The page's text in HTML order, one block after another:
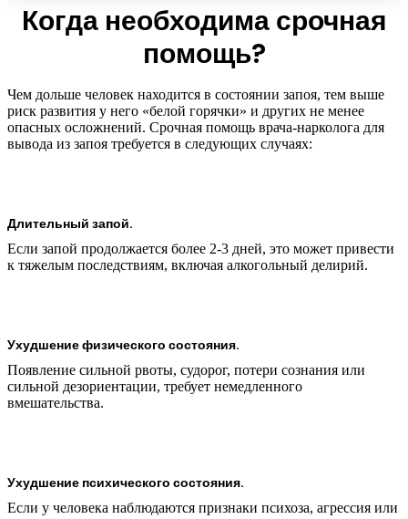
Когда необходима срочная
помощь?
Чем дольше человек находится в состоянии запоя, тем выше
риск развития у него «белой горячки» и других не менее
опасных осложнений. Срочная помощь врача-нарколога для
вывода из запоя требуется в следующих случаях:
Длительный запой.
Если запой продолжается более 2-3 дней, это может привести
к тяжелым последствиям, включая алкогольный делирий.
Ухудшение физического состояния.
Появление сильной рвоты, судорог, потери сознания или
сильной дезориентации, требует немедленного
вмешательства.
Ухудшение психического состояния.
Если у человека наблюдаются признаки психоза, агрессия или